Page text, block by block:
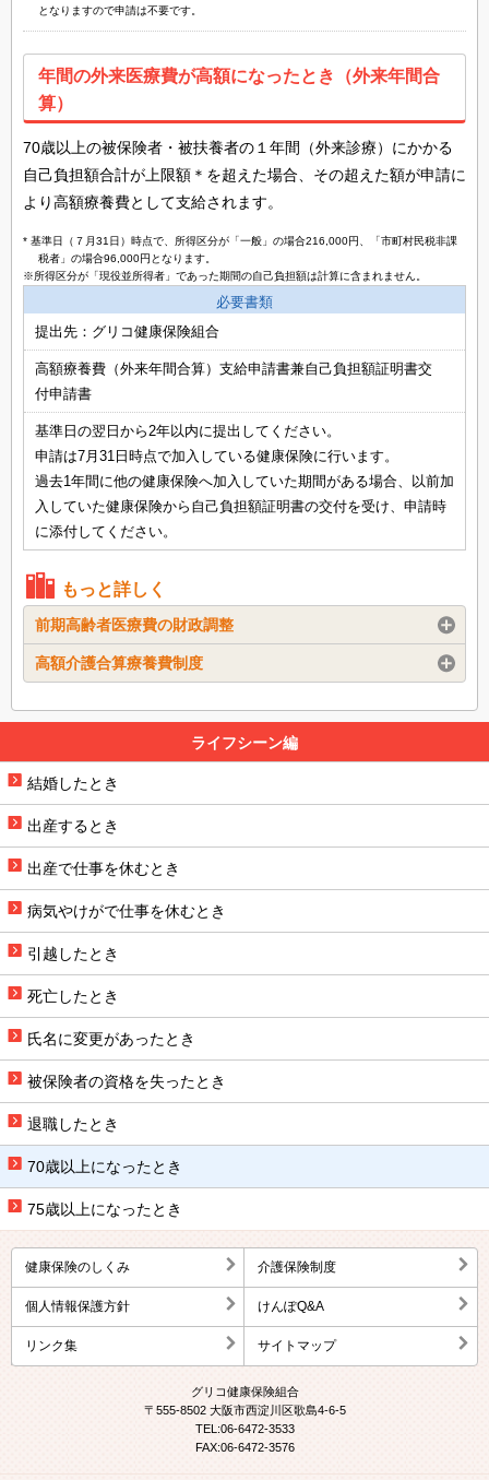
となりますので申請は不要です。
年間の外来医療費が高額になったとき（外来年間合
算）
70歳以上の被保険者・被扶養者の１年間（外来診療）にかかる
自己負担額合計が上限額＊を超えた場合、その超えた額が申請に
より高額療養費として支給されます。
* 基準日（７月31日）時点で、所得区分が「一般」の場合216,000円、「市町村民税非課
税者」の場合96,000円となります。
※所得区分が「現役並所得者」であった期間の自己負担額は計算に含まれません。
必要書類
提出先：グリコ健康保険組合
高額療養費（外来年間合算）支給申請書兼自己負担額証明書交
付申請書
基準日の翌日から2年以内に提出してください。
申請は7月31日時点で加入している健康保険に行います。
過去1年間に他の健康保険へ加入していた期間がある場合、以前加
入していた健康保険から自己負担額証明書の交付を受け、申請時
に添付してください。
もっと詳しく
前期高齢者医療費の財政調整
高額介護合算療養費制度
ライフシーン編
結婚したとき
出産するとき
出産で仕事を休むとき
病気やけがで仕事を休むとき
引越したとき
死亡したとき
氏名に変更があったとき
被保険者の資格を失ったとき
退職したとき
70歳以上になったとき
75歳以上になったとき
健康保険のしくみ 介護保険制度
個人情報保護方針 けんぽQ&A
リンク集 サイトマップ
グリコ健康保険組合
〒555-8502 大阪市西淀川区歌島4-6-5
TEL:06-6472-3533
FAX:06-6472-3576